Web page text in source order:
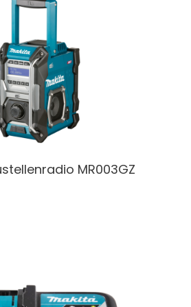
MR003GZ